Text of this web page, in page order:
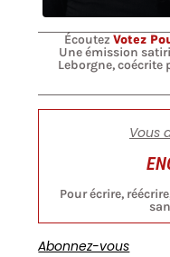
Écoutez Votez
Une émission
Leborgne, coécrite
Vous
Pour écrire,
Abonnez-vous